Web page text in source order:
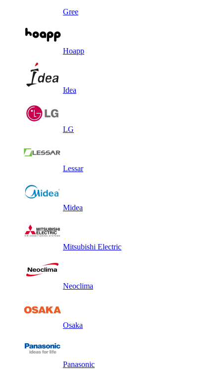
Gree
Hoapp
Idea
LG
Lessar
Midea
Mitsubishi Electric
Neoclima
Osaka
Panasonic